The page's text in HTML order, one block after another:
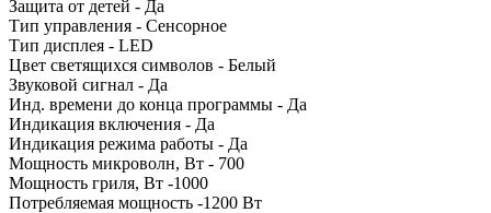
Защита от детей - Да
Тип управления - Сенсорное
Тип дисплея - LED
Цвет светящихся символов - Белый
Звуковой сигнал - Да
Инд. времени до конца программы - Да
Индикация включения - Да
Индикация режима работы - Да
Mощность микроволн, Вт - 700
Мощность гриля, Вт -1000
Потребляемая мощность -1200 Вт